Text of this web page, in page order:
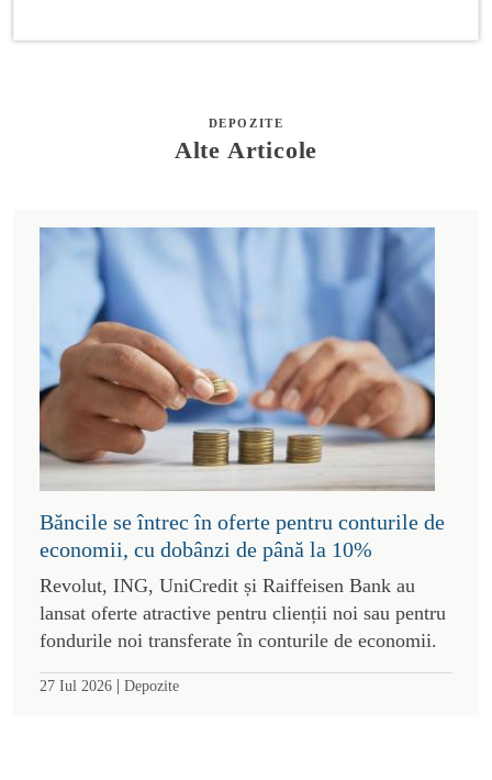
DEPOZITE
Alte Articole
Băncile se întrec în oferte pentru conturile de
economii, cu dobânzi de până la 10%
Revolut, ING, UniCredit și Raiffeisen Bank au
lansat oferte atractive pentru clienții noi sau pentru
fondurile noi transferate în conturile de economii.
27 Iul 2026 | Depozite